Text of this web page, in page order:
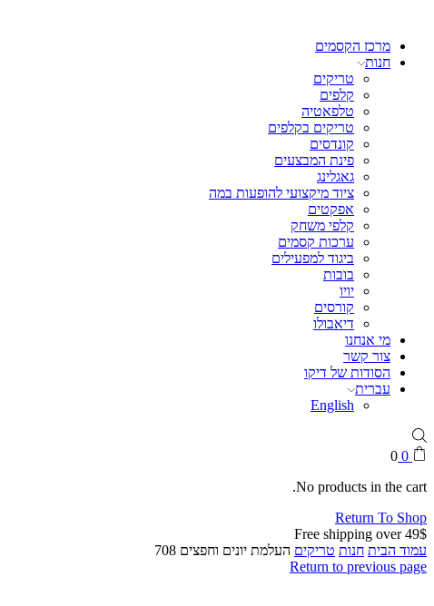
מרכז הקסמים
חנות
טריקים
קלפים
טלפאטיה
טריקים בקלפים
קונדסים
פינת המבצעים
גאגלינג
ציוד מיקצועי להופעות במה
אפקטים
קלפי משחק
ערכות קסמים
ביגוד למפעילים
בובות
יויו
קורסים
דיאבולו
מי אנחנו
צור קשר
הסודות של דיקו
עברית
English
0
0
No products in the cart.
Return To Shop
Free shipping over 49$
עמוד הבית חנות טריקים העלמת יונים וחפצים 708
Return to previous page